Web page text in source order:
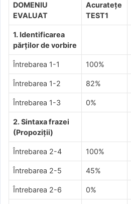
DOMENIU
EVALUAT
Acuratețe
TEST1
1. Identificarea
părților de vorbire
Întrebarea 1-1 100%
Întrebarea 1-2 82%
Întrebarea 1-3 0%
2. Sintaxa frazei
(Propoziții)
Întrebarea 2-4 100%
Întrebarea 2-5 45%
Întrebarea 2-6 0%